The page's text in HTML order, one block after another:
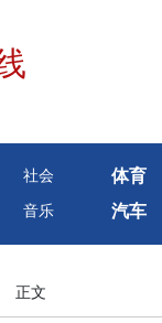
社会 体育
音乐 汽车
正文